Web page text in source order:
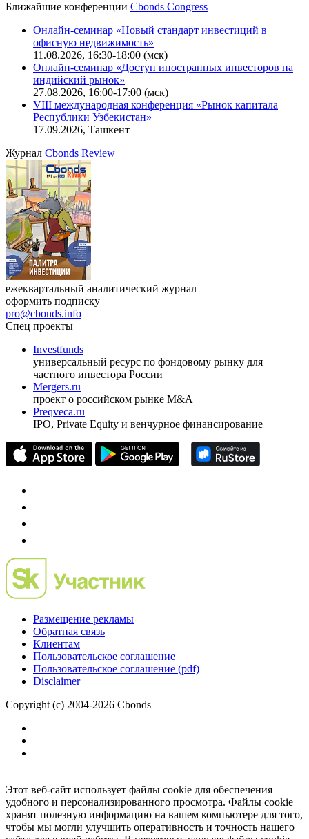
Ближайшие конференции Cbonds Congress
Онлайн-семинар «Новый стандарт инвестиций в
офисную недвижимость»
11.08.2026, 16:30-18:00 (мск)
Онлайн-семинар «Доступ иностранных инвесторов на
индийский рынок»
27.08.2026, 16:00-17:00 (мск)
VIII международная конференция «Рынок капитала
Республики Узбекистан»
17.09.2026, Ташкент
Журнал Cbonds Review
ежеквартальный аналитический журнал
оформить подписку
pro@cbonds.info
Спец проекты
Investfunds
универсальный ресурс по фондовому рынку для
частного инвестора России
Mergers.ru
проект о российском рынке M&A
Preqveca.ru
IPO, Private Equity и венчурное финансирование
Размещение рекламы
Обратная связь
Клиентам
Пользовательское соглашение
Пользовательское соглашение (pdf)
Disclaimer
Copyright (c) 2004-2026 Cbonds
Этот веб-сайт использует файлы cookie для обеспечения
удобного и персонализированного просмотра. Файлы cookie
хранят полезную информацию на вашем компьютере для того,
чтобы мы могли улучшить оперативность и точность нашего